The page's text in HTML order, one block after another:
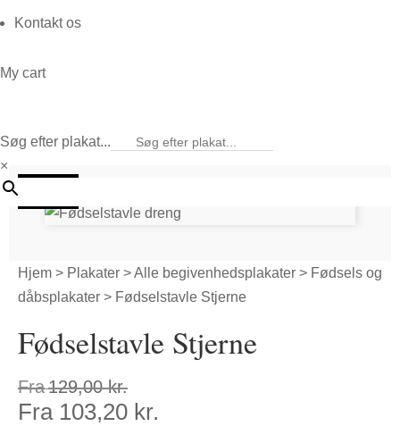
Kontakt os
My cart
Søg efter plakat...
×
Hjem > Plakater >Alle begivenhedsplakater > Fødsels og
dåbsplakater > Fødselstavle Stjerne
Fødselstavle Stjerne
Fra129,00kr.
Fra 103,20 kr.